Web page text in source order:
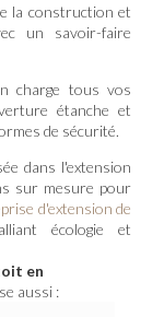
la construction et
un savoir-faire
charge tous vos
étanche et
de sécurité.
dans l'extension
sur mesure pour
d'extension de
écologie et
en
aussi :